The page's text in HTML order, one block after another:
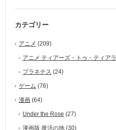
カテゴリー
アニメ (209)
アニメ ティアーズ・トゥ・ティアラ
プラネテス (24)
ゲーム (76)
漫画 (64)
Under the Rose (27)
漫画版 復活の地 (30)